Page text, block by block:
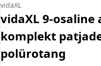
vidaXL
vidaXL 9-osaline
komplekt
polürotang